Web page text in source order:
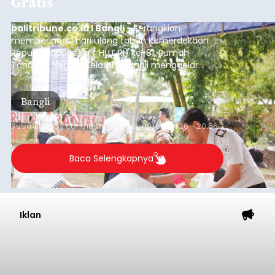
balitribune.co.id I Bangli -Serangkian
memperingati hari ulang tahun Kemerdekaan
Republik Indonesia ( HUT RI) ke-81, Rumah
Tahanan Negara Kelas II B Bangli menggelar
kegiatan pemeriksaan kesehatan gratis, Rabu
(6/8/2026).
Bangli
Submitted bycontributor Thu, 08/06/2026 - 20:56
Baca Selengkapnya
Iklan